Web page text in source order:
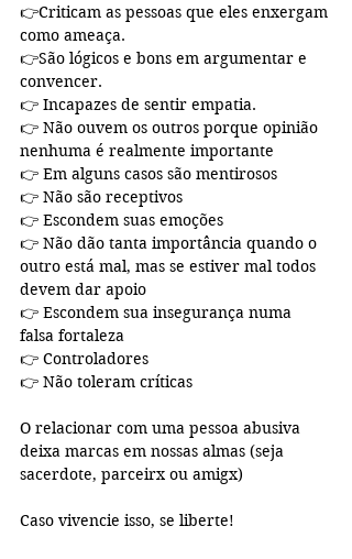
👉Criticam as pessoas que eles enxergam
como ameaça.
👉São lógicos e bons em argumentar e
convencer.
👉 Incapazes de sentir empatia.
👉 Não ouvem os outros porque opinião
nenhuma é realmente importante
👉 Em alguns casos são mentirosos
👉 Não são receptivos
👉 Escondem suas emoções
👉 Não dão tanta importância quando o
outro está mal, mas se estiver mal todos
devem dar apoio
👉 Escondem sua insegurança numa
falsa fortaleza
👉 Controladores
👉 Não toleram críticas
O relacionar com uma pessoa abusiva
deixa marcas em nossas almas (seja
sacerdote, parceirx ou amigx)
Caso vivencie isso, se liberte!